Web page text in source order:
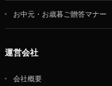
お中元・お歳暮ご贈答マナー
運営会社
会社概要